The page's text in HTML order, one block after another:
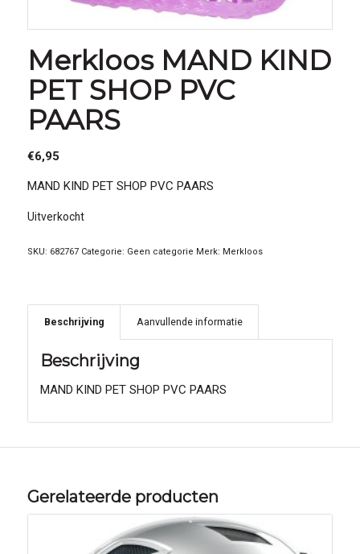
Merkloos MAND KIND
PET SHOP PVC
PAARS
€6,95
MAND KIND PET SHOP PVC PAARS
Uitverkocht
SKU: 682767 Categorie: Geen categorie Merk: Merkloos
Beschrijving Aanvullende informatie
Beschrijving
MAND KIND PET SHOP PVC PAARS
Gerelateerde producten